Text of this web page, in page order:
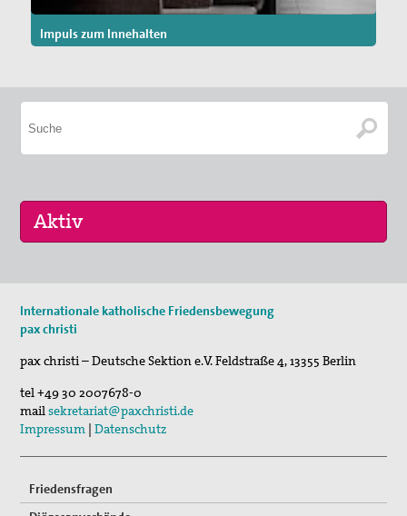
Impuls zum Innehalten
Jägerstätter-Pilgern
Sommerferien-Friedensliedersingen
29. Aug 2026
Fahrradpilgertour 2026
Internationale katholische Friedensbewegung
pax christi
pax christi – Deutsche Sektion e.V.Feldstraße 4,13355 Berlin
tel+49 30 2007678-0
mailsekretariat@paxchristi.de
Impressum |Datenschutz
Friedensfragen